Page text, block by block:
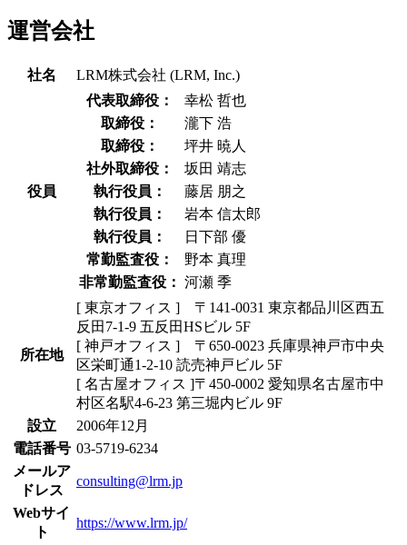
運営会社
社名 LRM株式会社 (LRM, Inc.)
役員
代表取締役：
幸松 哲也
取締役：
瀧下 浩
取締役：
坪井 暁人
社外取締役：
坂田 靖志
執行役員：
藤居 朋之
執行役員：
岩本 信太郎
執行役員：
日下部 優
常勤監査役：
野本 真理
非常勤監査役： 河瀬 季
所在地
[ 東京オフィス ] 〒141-0031 東京都品川区西五
反田7-1-9 五反田HSビル 5F
[ 神戸オフィス ] 〒650-0023 兵庫県神戸市中央
区栄町通1-2-10 読売神戸ビル 5F
[ 名古屋オフィス ]〒450-0002 愛知県名古屋市中
村区名駅4-6-23 第三堀内ビル 9F
設立
2006年12月
電話番号 03-5719-6234
メールア
ドレス
consulting@lrm.jp
Webサイ
ト
https://www.lrm.jp/